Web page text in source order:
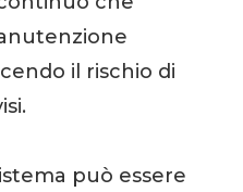
il rischio di
può essere